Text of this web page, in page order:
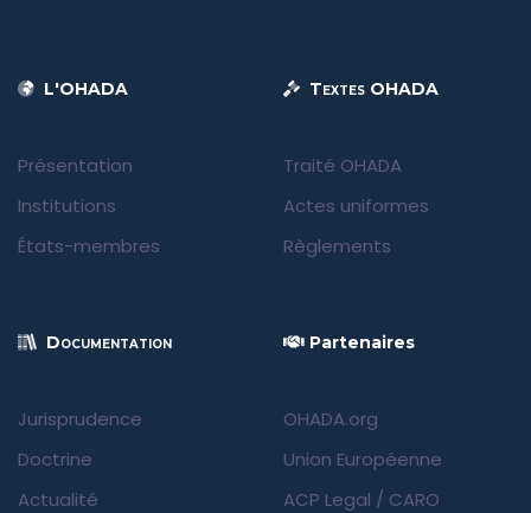
L'OHADA
Présentation
Institutions
États-membres
Textes OHADA
Traité OHADA
Actes uniformes
Règlements
Documentation
Jurisprudence
Doctrine
Actualité
Partenaires
OHADA.org
Union Européenne
ACP Legal / CARO